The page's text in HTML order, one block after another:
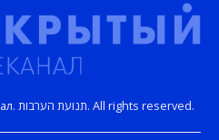
Copyright © Открытый телеканал. תנועת הערבות. All rights reserved.